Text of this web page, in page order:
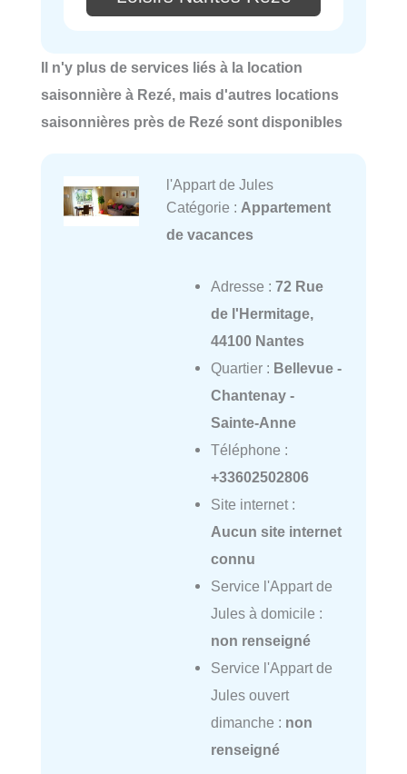
Il n'y plus de services liés à la location
saisonnière à Rezé, mais d'autres locations
saisonnières près de Rezé sont disponibles
l'Appart de Jules
Catégorie : Appartement
de vacances
Adresse : 72 Rue
de l'Hermitage,
44100 Nantes
Quartier : Bellevue -
Chantenay -
Sainte-Anne
Téléphone :
+33602502806
Site internet :
Aucun site internet
connu
Service l'Appart de
Jules à domicile :
non renseigné
Service l'Appart de
Jules ouvert
dimanche : non
renseigné